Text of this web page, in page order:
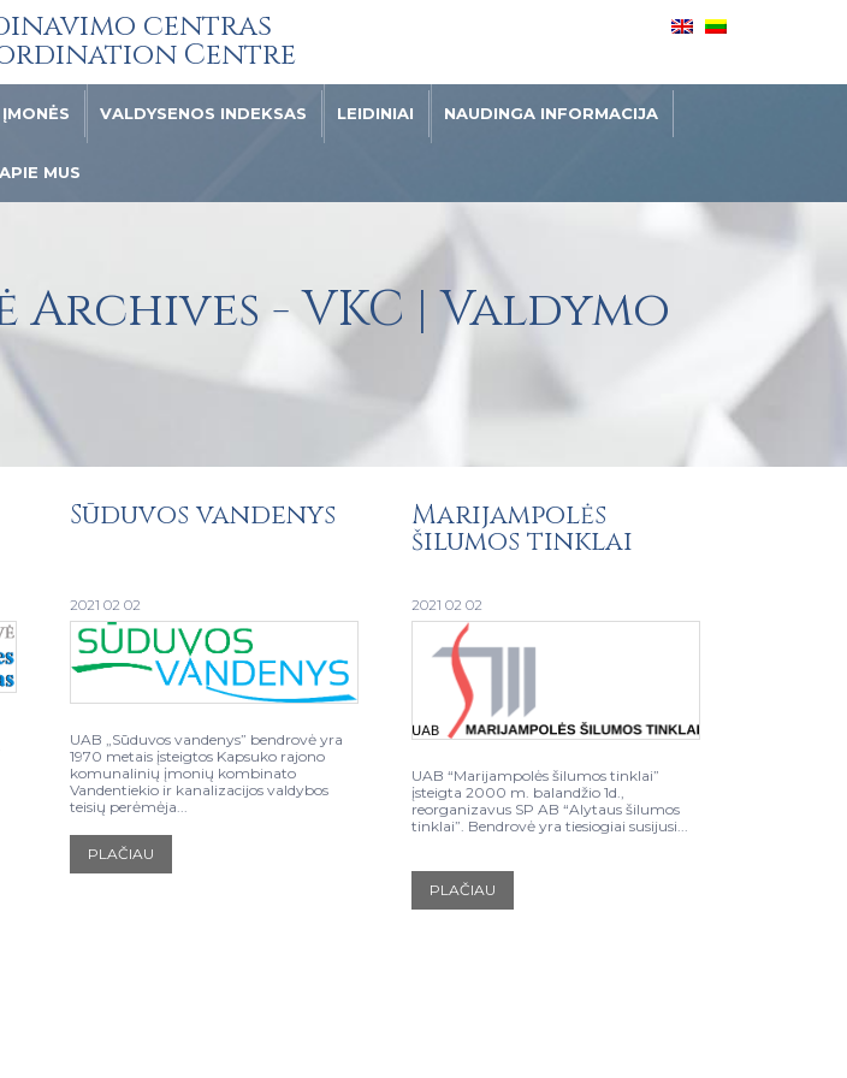
centras
Centre
ĮMONĖS VALDYSENOS INDEKSAS LEIDINIAI NAUDINGA INFORMACIJA
APIE MUS
- VKC | Valdymo
Sūduvos vandenys
2021 02 02
UAB „Sūduvos vandenys” bendrovė yra
1970 metais įsteigtos Kapsuko rajono
komunalinių įmonių kombinato
Vandentiekio ir kanalizacijos valdybos
teisių perėmėja...
PLAČIAU
Marijampolės
šilumos tinklai
2021 02 02
UAB “Marijampolės šilumos tinklai”
įsteigta 2000 m. balandžio 1d.,
reorganizavus SP AB “Alytaus šilumos
tinklai”. Bendrovė yra tiesiogiai susijusi...
PLAČIAU